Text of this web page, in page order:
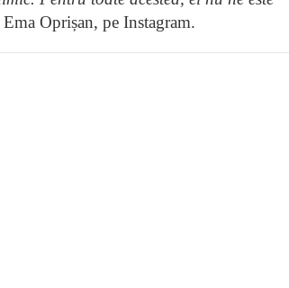
Ema Oprișan, pe Instagram.